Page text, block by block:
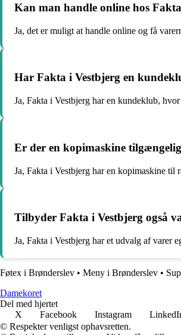
Kan man handle online hos
Ja, det er muligt at handle online og få
Har Fakta i Vestbjerg en
Ja, Fakta i Vestbjerg har en kundeklub,
Er der en kopimaskine
Ja, Fakta i Vestbjerg har en kopimaskine
Tilbyder Fakta i Vestbjerg også
Ja, Fakta i Vestbjerg har et udvalg af varer
Føtex i Brønderslev • Meny i Brønderslev •
Damekoret
Del med hjertet
X
Facebook Instagram
© Respekter venligst ophavsretten.